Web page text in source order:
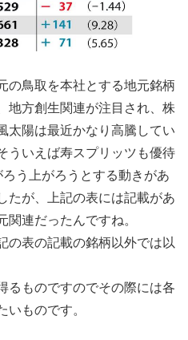
の鳥取を本社とする地元銘柄
地方創生関連が注目され、株
太陽は最近かなり高騰してい
ういえば寿スプリッツも優待
う上がろうとする動きがあ
たが、上記の表には記載があ
関連だったんですね。
の表の記載の銘柄以外では以
るものですのでその際には各
いものです。